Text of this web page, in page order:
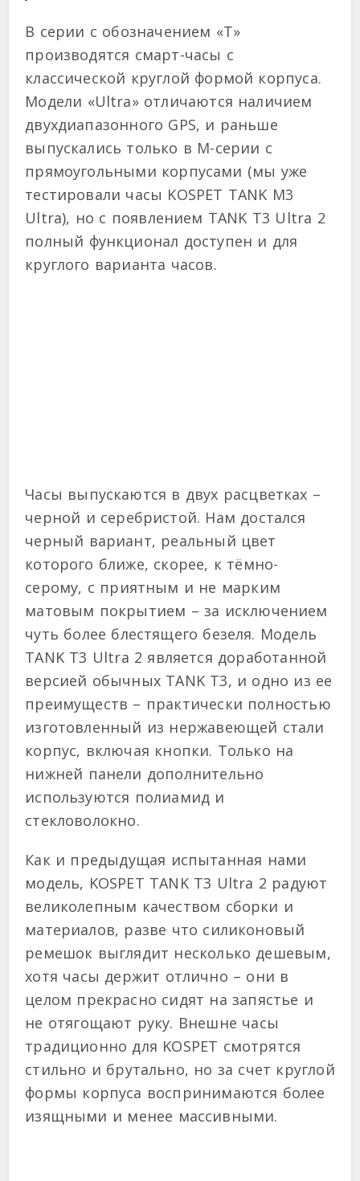
В серии с обозначением «T»
производятся смарт-часы с
классической круглой формой корпуса.
Модели «Ultra» отличаются наличием
двухдиапазонного GPS, и раньше
выпускались только в M-серии с
прямоугольными корпусами (мы уже
тестировали часы KOSPET TANK M3
Ultra), но с появлением TANK T3 Ultra 2
полный функционал доступен и для
круглого варианта часов.
Часы выпускаются в двух расцветках –
черной и серебристой. Нам достался
черный вариант, реальный цвет
которого ближе, скорее, к тёмно-
серому, с приятным и не марким
матовым покрытием – за исключением
чуть более блестящего безеля. Модель
TANK T3 Ultra 2 является доработанной
версией обычных TANK T3, и одно из ее
преимуществ – практически полностью
изготовленный из нержавеющей стали
корпус, включая кнопки. Только на
нижней панели дополнительно
используются полиамид и
стекловолокно.
Как и предыдущая испытанная нами
модель, KOSPET TANK T3 Ultra 2 радуют
великолепным качеством сборки и
материалов, разве что силиконовый
ремешок выглядит несколько дешевым,
хотя часы держит отлично – они в
целом прекрасно сидят на запястье и
не отягощают руку. Внешне часы
традиционно для KOSPET смотрятся
стильно и брутально, но за счет круглой
формы корпуса воспринимаются более
изящными и менее массивными.